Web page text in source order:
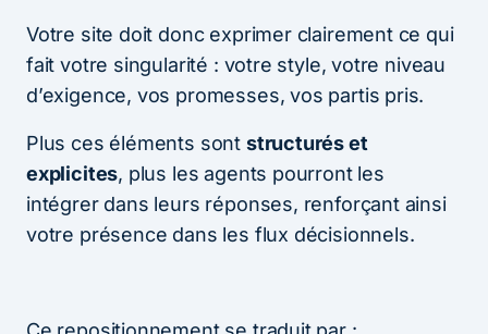
Votre site doit donc exprimer clairement ce qui
fait votre singularité : votre style, votre niveau
d’exigence, vos promesses, vos partis pris.
Plus ces éléments sont structurés et
explicites, plus les agents pourront les
intégrer dans leurs réponses, renforçant ainsi
votre présence dans les flux décisionnels.